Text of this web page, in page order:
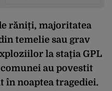
răniți, majoritatea
temelie sau grav
la stația GPL
au povestit
în noaptea tragediei.